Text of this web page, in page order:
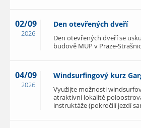
02/09
2026
Den otevřených dveří
Den otevřených dveří se
budově MUP v Praze-
04/09
2026
Windsurfingový kurz
Využijte možnosti
atraktivní lokalitě
instruktáže (pokročilí jezdí